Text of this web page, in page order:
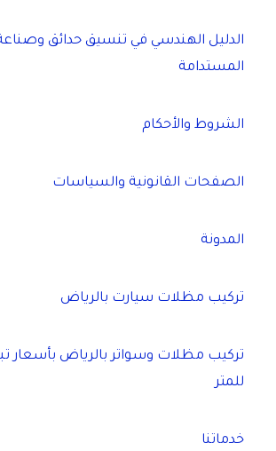
الدليل الهندسي في تنسيق حدائق
المستدامة
الشروط والأحكام
الصفحات القانونية والسياسات
المدونة
تركيب مظلات سيارت بالرياض
للمتر
خدماتنا